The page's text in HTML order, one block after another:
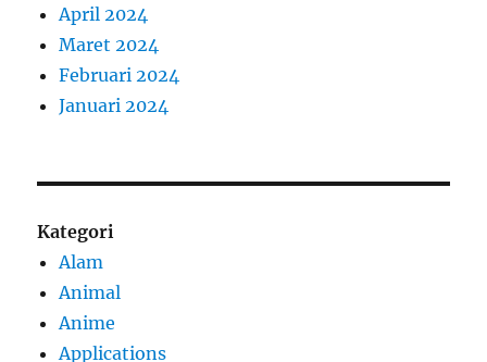
April 2024
Maret 2024
Februari 2024
Januari 2024
Kategori
Alam
Animal
Anime
Applications